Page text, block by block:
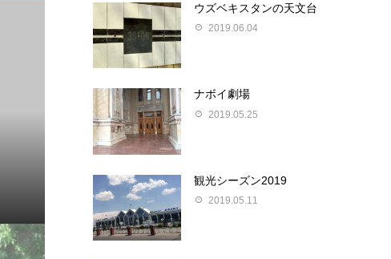
ウズベキスタンの天文台
2019.06.04
ナボイ劇場
2019.05.25
観光シーズン2019
2019.05.11